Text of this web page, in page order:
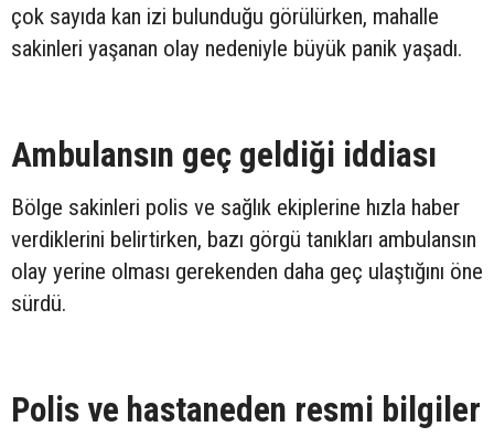
çok sayıda kan izi bulunduğu görülürken, mahalle
sakinleri yaşanan olay nedeniyle büyük panik yaşadı.
Ambulansın geç geldiği iddiası
Bölge sakinleri polis ve sağlık ekiplerine hızla haber
verdiklerini belirtirken, bazı görgü tanıkları ambulansın
olay yerine olması gerekenden daha geç ulaştığını öne
sürdü.
Polis ve hastaneden resmi bilgiler